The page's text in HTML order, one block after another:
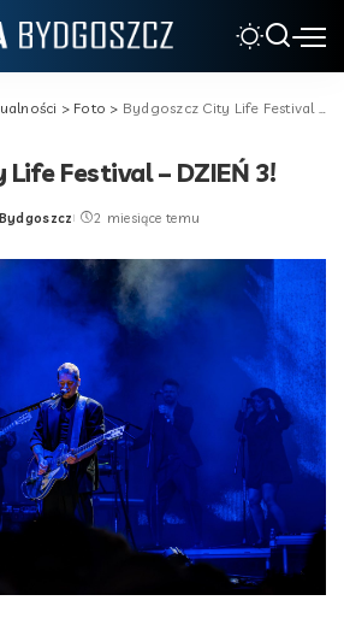
> Foto > Bydgoszcz City Life Festival – DZIEŃ 3!
Festival – DZIEŃ 3!
2 miesiące temu